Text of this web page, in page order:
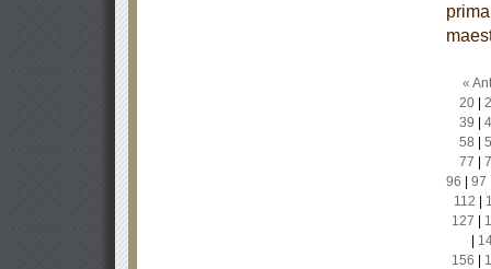
«
20|
39
58
77
96
97
112
127
156